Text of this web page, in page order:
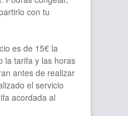
con tu
es de 15€ la
la tarifa y las horas
antes de realizar
el servicio
acordada al